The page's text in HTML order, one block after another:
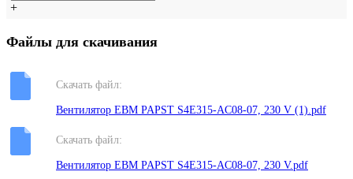
+
Файлы для скачивания
Скачать файл:
Вентилятор EBM PAPST S4E315-AС08-07, 230 V (1).pdf
Скачать файл:
Вентилятор EBM PAPST S4E315-AС08-07, 230 V.pdf